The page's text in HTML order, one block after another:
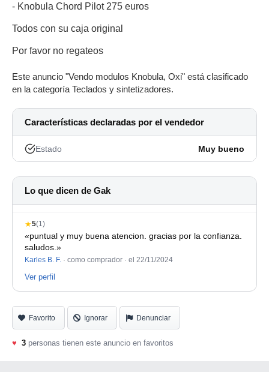
- Knobula Chord Pilot 275 euros
Todos con su caja original
Por favor no regateos
Este anuncio "Vendo modulos Knobula, Oxi" está clasificado
en la categoría Teclados y sintetizadores.
Características declaradas por el vendedor
Estado Muy bueno
Lo que dicen de Gak
★5(1)
«puntual y muy buena atencion. gracias por la confianza.
saludos.»
Karles B. F. · como comprador · el 22/11/2024
Ver perfil
Favorito Ignorar Denunciar
♥ 3 personas tienen este anuncio en favoritos